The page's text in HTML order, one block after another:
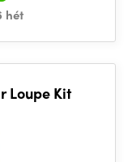
hét
Loupe Kit